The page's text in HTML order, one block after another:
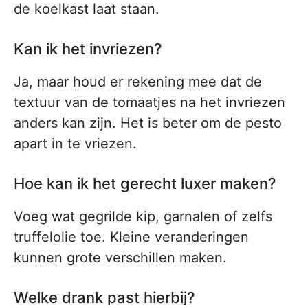
de koelkast laat staan.
Kan ik het invriezen?
Ja, maar houd er rekening mee dat de
textuur van de tomaatjes na het invriezen
anders kan zijn. Het is beter om de pesto
apart in te vriezen.
Hoe kan ik het gerecht luxer maken?
Voeg wat gegrilde kip, garnalen of zelfs
truffelolie toe. Kleine veranderingen
kunnen grote verschillen maken.
Welke drank past hierbij?